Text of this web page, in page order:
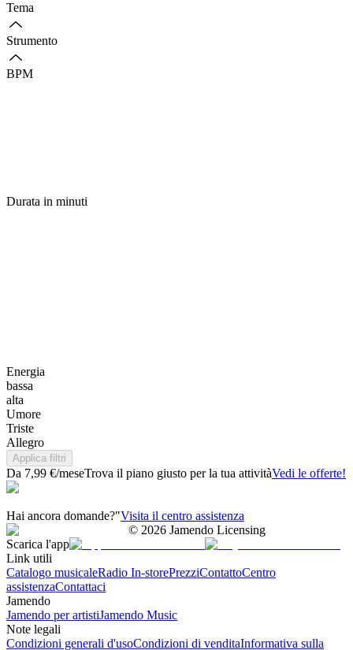
Tema
Strumento
BPM
Durata in minuti
Energia
bassa
alta
Umore
Triste
Allegro
Applica filtri
Da 7,99 €/meseTrova il piano giusto per la tua attivitàVedi le offerte!
Hai ancora domande?"Visita il centro assistenza
© 2026 Jamendo Licensing
Scarica l'app
Link utili
Catalogo musicaleRadio In-storePrezziContattoCentro
assistenzaContattaci
Jamendo
Jamendo per artistiJamendo Music
Note legali
Condizioni generali d'usoCondizioni di venditaInformativa sulla